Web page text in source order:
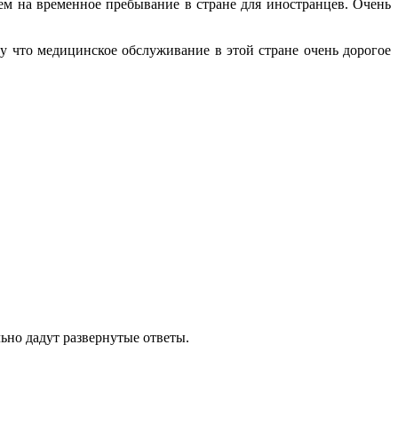
на временное пребывание в стране для иностранцев. Очень
медицинское обслуживание в этой стране очень дорогое
дадут развернутые ответы.